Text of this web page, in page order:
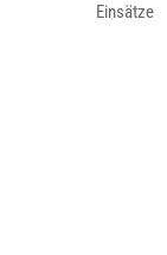
Einsätze